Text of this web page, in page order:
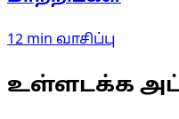
12 min வாசிப்பு
உள்ளடக்க